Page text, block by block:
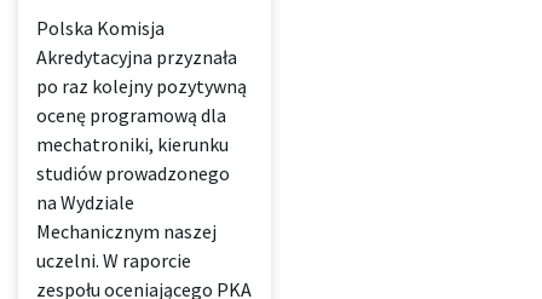
Polska Komisja
Akredytacyjna przyznała
po raz kolejny pozytywną
ocenę programową dla
mechatroniki, kierunku
studiów prowadzonego
na Wydziale
Mechanicznym naszej
uczelni. W raporcie
zespołu oceniającego PKA